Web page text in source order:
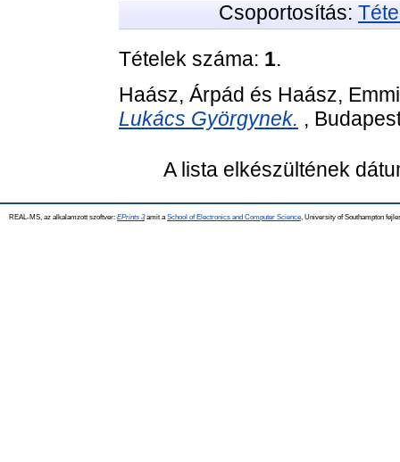
Csoportosítás:
Tételek száma: 1.
Haász, Árpád és Haász, Emmi
Lukács Györgynek. ,
A lista elkészültének
REAL-MS, az alkalamzott szoftver: EPrints 3amit a School of Electronics and Computer Science , University of Southampton